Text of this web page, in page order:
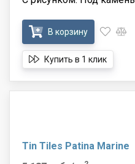
В корзину
Купить в 1 клик
Tin Tiles Patina Marine